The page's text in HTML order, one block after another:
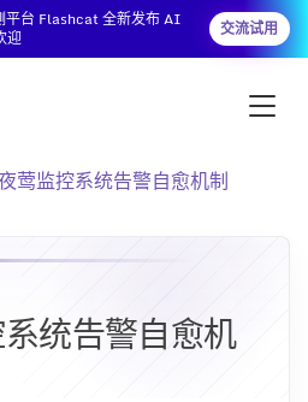
平台 Flashcat 全新发布 AI
迎
交流试用
莺监控系统告警自愈机制
统告警自愈机